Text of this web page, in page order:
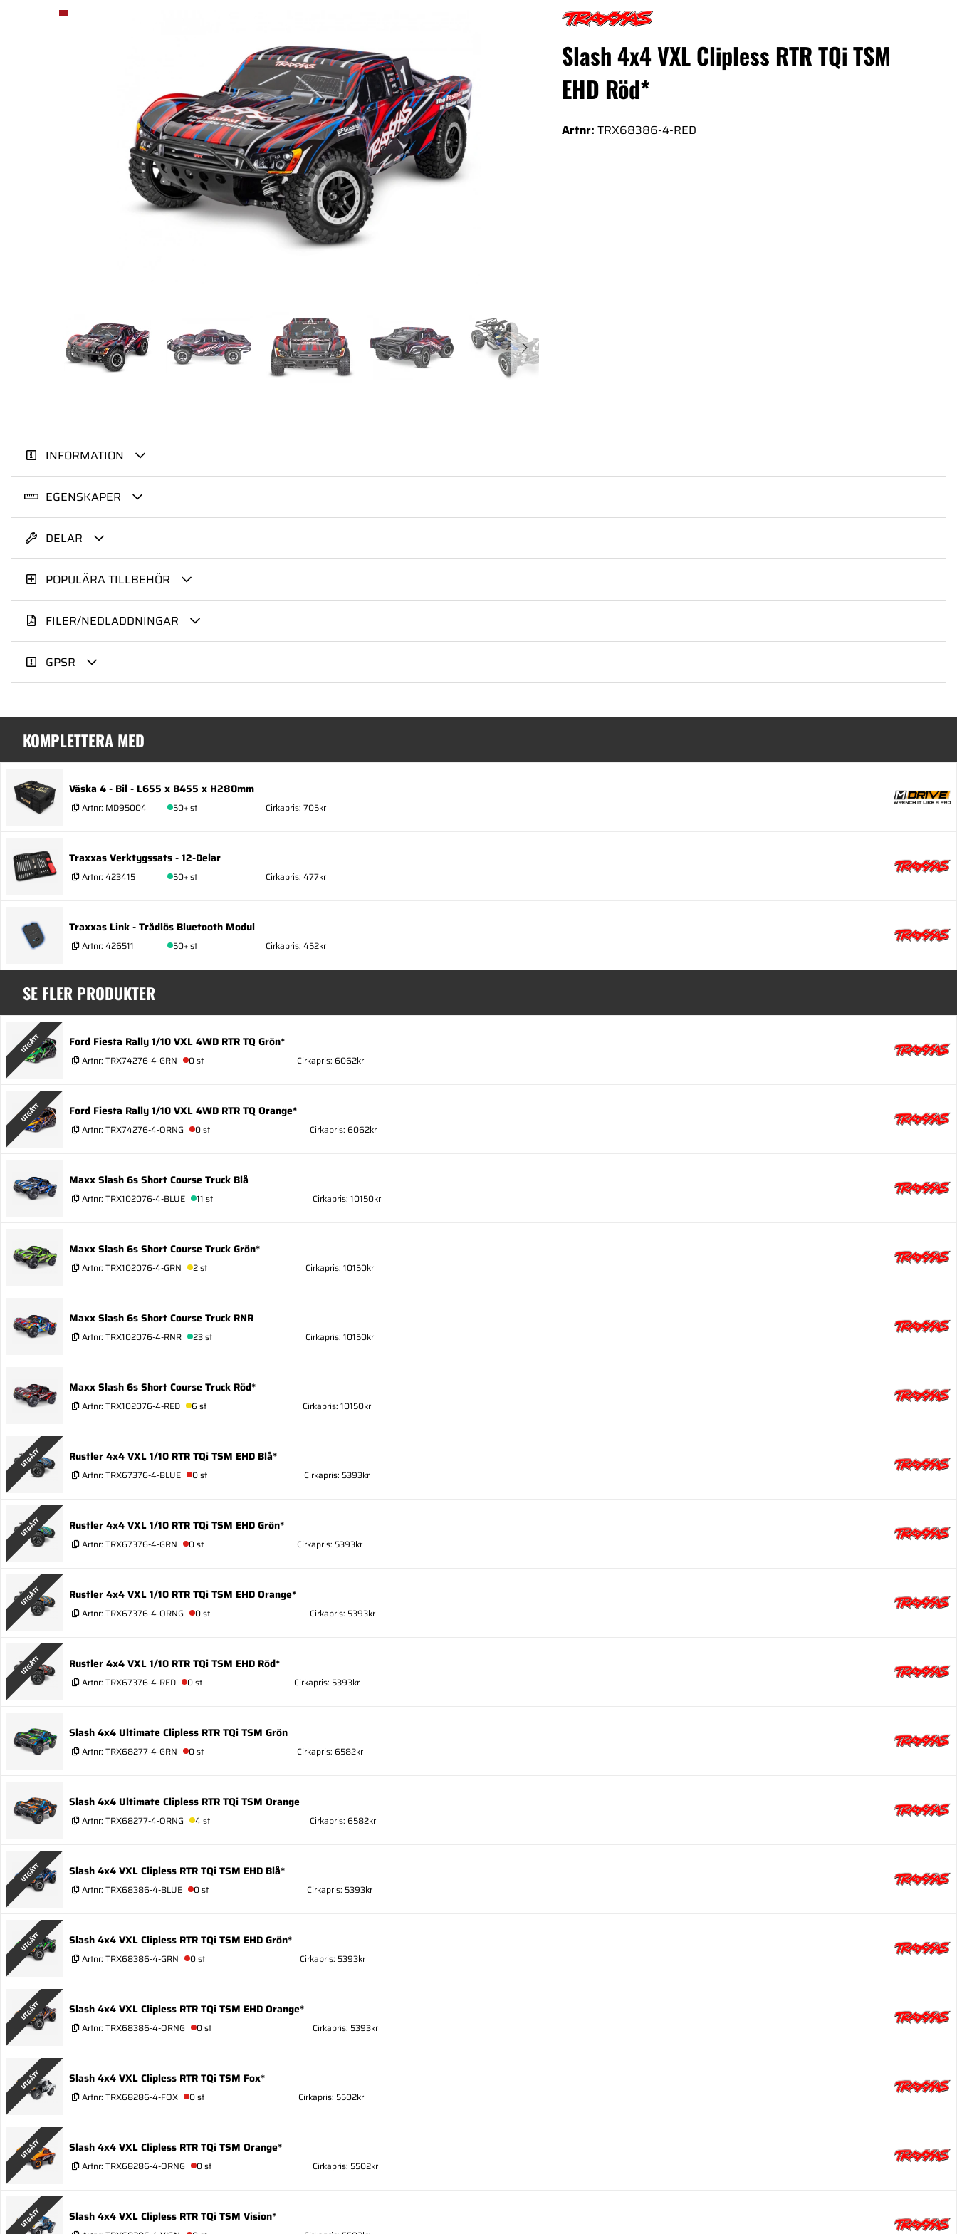
Produktbilder Slash 4x4 VXL Clipless RTR TQi TSM EHD Röd*
Slash 4x4 VXL Clipless RTR TQi TSM
EHD Röd*
Artnr: TRX68386-4-RED
INFORMATION
EGENSKAPER
DELAR
POPULÄRA TILLBEHÖR
FILER/NEDLADDNINGAR
GPSR
KOMPLETTERA MED
Väska 4 - Bil - L655 x B455 x H280mm
Artnr: MD95004 50+ st Cirkapris: 705kr
Traxxas Verktygssats - 12-Delar
Artnr: 423415 50+ st Cirkapris: 477kr
Traxxas Link - Trådlös Bluetooth Modul
Artnr: 426511 50+ st Cirkapris: 452kr
SE FLER PRODUKTER
UTGÅTT Ford Fiesta Rally 1/10 VXL 4WD RTR TQ Grön*
Artnr: TRX74276-4-GRN 0 st Cirkapris: 6062kr
UTGÅTT Ford Fiesta Rally 1/10 VXL 4WD RTR TQ Orange*
Artnr: TRX74276-4-ORNG 0 st Cirkapris: 6062kr
Maxx Slash 6s Short Course Truck Blå
Artnr: TRX102076-4-BLUE 11 st Cirkapris: 10150kr
Maxx Slash 6s Short Course Truck Grön*
Artnr: TRX102076-4-GRN 2 st Cirkapris: 10150kr
Maxx Slash 6s Short Course Truck RNR
Artnr: TRX102076-4-RNR 23 st Cirkapris: 10150kr
Maxx Slash 6s Short Course Truck Röd*
Artnr: TRX102076-4-RED 6 st Cirkapris: 10150kr
UTGÅTT Rustler 4x4 VXL 1/10 RTR TQi TSM EHD Blå*
Artnr: TRX67376-4-BLUE 0 st Cirkapris: 5393kr
UTGÅTT Rustler 4x4 VXL 1/10 RTR TQi TSM EHD Grön*
Artnr: TRX67376-4-GRN 0 st Cirkapris: 5393kr
UTGÅTT Rustler 4x4 VXL 1/10 RTR TQi TSM EHD Orange*
Artnr: TRX67376-4-ORNG 0 st Cirkapris: 5393kr
UTGÅTT Rustler 4x4 VXL 1/10 RTR TQi TSM EHD Röd*
Artnr: TRX67376-4-RED 0 st Cirkapris: 5393kr
Slash 4x4 Ultimate Clipless RTR TQi TSM Grön
Artnr: TRX68277-4-GRN 0 st Cirkapris: 6582kr
Slash 4x4 Ultimate Clipless RTR TQi TSM Orange
Artnr: TRX68277-4-ORNG 4 st Cirkapris: 6582kr
UTGÅTT Slash 4x4 VXL Clipless RTR TQi TSM EHD Blå*
Artnr: TRX68386-4-BLUE 0 st Cirkapris: 5393kr
UTGÅTT Slash 4x4 VXL Clipless RTR TQi TSM EHD Grön*
Artnr: TRX68386-4-GRN 0 st Cirkapris: 5393kr
UTGÅTT Slash 4x4 VXL Clipless RTR TQi TSM EHD Orange*
Artnr: TRX68386-4-ORNG 0 st Cirkapris: 5393kr
UTGÅTT Slash 4x4 VXL Clipless RTR TQi TSM Fox*
Artnr: TRX68286-4-FOX 0 st Cirkapris: 5502kr
UTGÅTT Slash 4x4 VXL Clipless RTR TQi TSM Orange*
Artnr: TRX68286-4-ORNG 0 st Cirkapris: 5502kr
UTGÅTT Slash 4x4 VXL Clipless RTR TQi TSM Vision*